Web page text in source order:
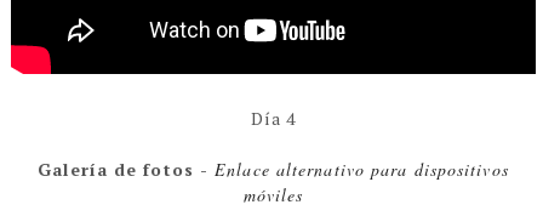
Día 4
Galería de fotos -Enlace alternativo para dispositivos
móviles